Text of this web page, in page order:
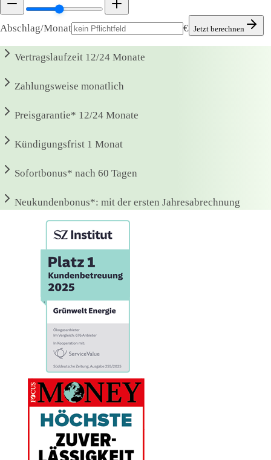
Abschlag/Monat € Jetzt berechnen
Vertragslaufzeit 12/24 Monate
Zahlungsweise monatlich
Preisgarantie* 12/24 Monate
Kündigungsfrist 1 Monat
Sofortbonus* nach 60 Tagen
Neukundenbonus*: mit der ersten Jahresabrechnung